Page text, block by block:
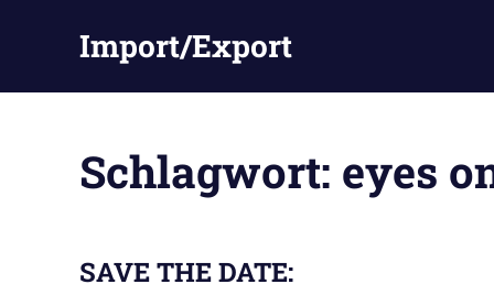
Import/Export
Schlagwort: eyes
SAVE THE DATE: